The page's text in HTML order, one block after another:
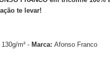
te levar!
m² - Marca: Afonso Franco